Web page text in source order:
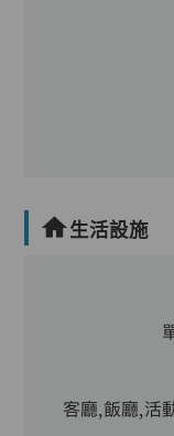
生活設施
客廳,飯廳,活